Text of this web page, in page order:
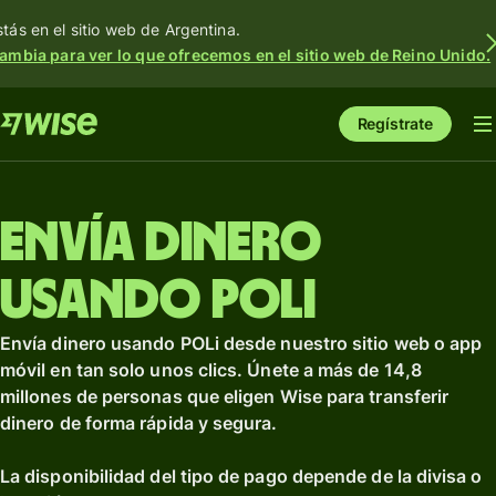
en el sitio web de Argentina.
para ver lo que ofrecemos en el sitio web de Reino Unido.
Regístrate
Envía dinero
usando POLi
Envía dinero usando POLi desde nuestro sitio web o app
móvil en tan solo unos clics. Únete a más de 14,8
millones de personas que eligen Wise para transferir
dinero de forma rápida y segura.
La disponibilidad del tipo de pago depende de la divisa o